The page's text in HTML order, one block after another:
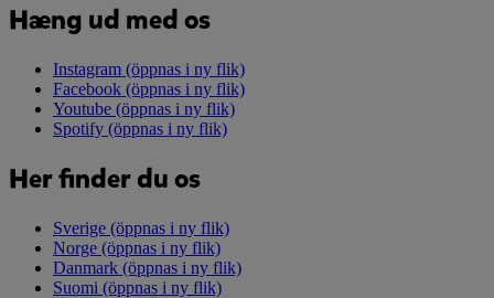
Hæng ud med os
Instagram (öppnas i ny flik)
Facebook (öppnas i ny flik)
Youtube (öppnas i ny flik)
Spotify (öppnas i ny flik)
Her finder du os
Sverige (öppnas i ny flik)
Norge (öppnas i ny flik)
Danmark (öppnas i ny flik)
Suomi (öppnas i ny flik)